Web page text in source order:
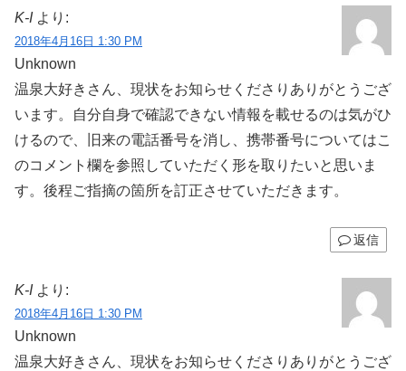
K-I より:
2018年4月16日 1:30 PM
Unknown
温泉大好きさん、現状をお知らせくださりありがとうござ
います。自分自身で確認できない情報を載せるのは気がひ
けるので、旧来の電話番号を消し、携帯番号についてはこ
のコメント欄を参照していただく形を取りたいと思いま
す。後程ご指摘の箇所を訂正させていただきます。
返信
K-I より:
2018年4月16日 1:30 PM
Unknown
温泉大好きさん、現状をお知らせくださりありがとうござ